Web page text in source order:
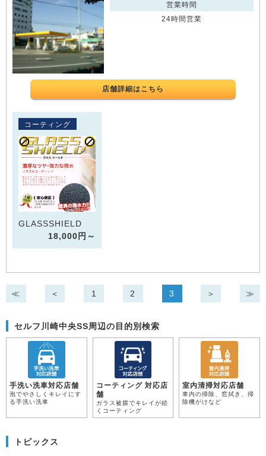
営業時間
24時間営業
店舗詳細はこちら
コーティング
GLASSSHIELD
18,000円～
≪ ＜ 1 2 3 ＞ ≫
セルフ川崎中央SS周辺の目的別検索
手洗い洗車対応店舗
泡でやさしくキレイにす
る手洗い洗車
コーティング 対応店
舗
ガラス被膜でキレイが続
くコーティング
室内清掃対応店舗
車内の掃除、窓拭き、掃
除機がけなど
トピックス